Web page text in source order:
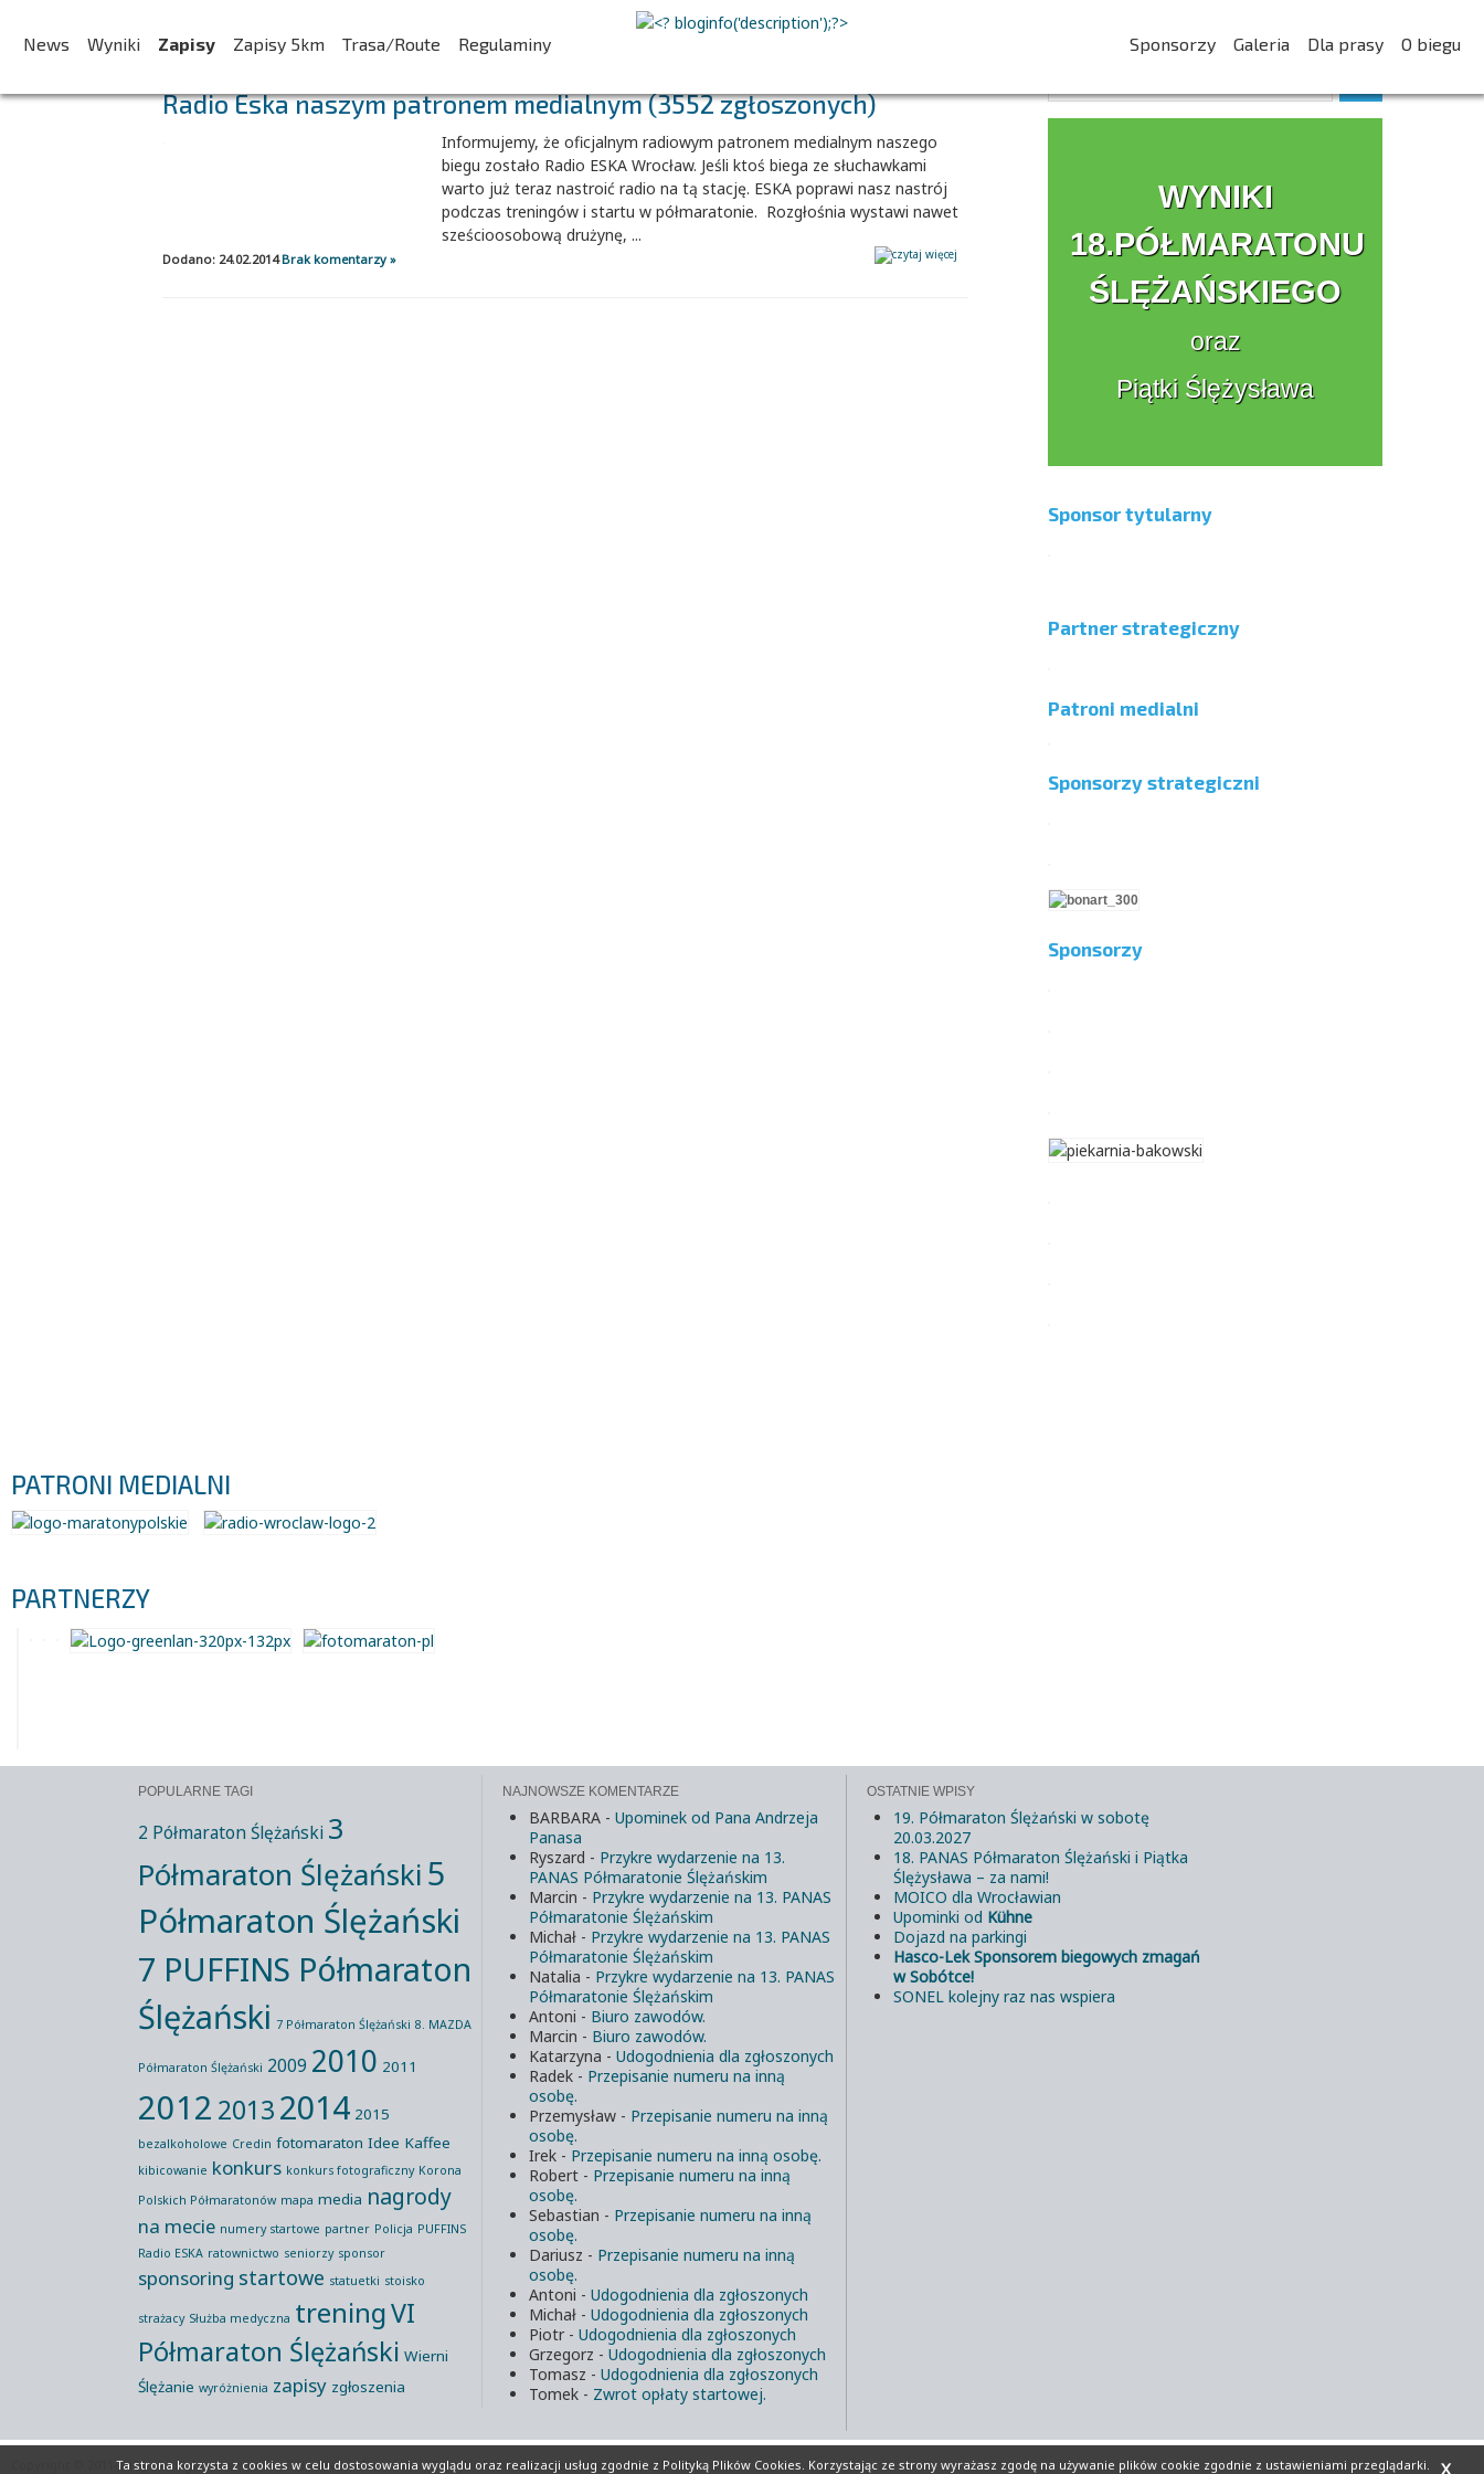
News Wyniki Zapisy Zapisy 5km Trasa/Route Regulaminy Sponsorzy Galeria Dla prasy O biegu
godz. min.
ZAPISZ SIĘ
AKTUALNOŚCI:
Radio Eska naszym patronem medialnym (3552 zgłoszonych)
Informujemy, że oficjalnym radiowym patronem medialnym naszego
biegu zostało Radio ESKA Wrocław. Jeśli ktoś biega ze słuchawkami
warto już teraz nastroić radio na tą stację. ESKA poprawi nasz nastrój
podczas treningów i startu w półmaratonie. Rozgłośnia wystawi nawet
sześcioosobową drużynę, ...
Dodano: 24.02.2014 Brak komentarzy »
WYNIKI
18.PÓŁMARATONU
ŚLĘŻAŃSKIEGO
oraz
Piątki Ślężysława
Sponsor tytularny
Partner strategiczny
Patroni medialni
Sponsorzy strategiczni
Sponsorzy
PATRONI MEDIALNI
PARTNERZY
POPULARNE TAGI
2 Półmaraton Ślężański 3
Półmaraton Ślężański 5
Półmaraton Ślężański
7 PUFFINS Półmaraton
Ślężański 7 Półmaraton Ślężański 8. MAZDA
Półmaraton Ślężański 2009 2010 2011
2012 20132014 2015
bezalkoholowe Credin fotomaraton Idee Kaffee
kibicowanie konkurs konkurs fotograficzny Korona
Polskich Półmaratonów mapa media nagrody
na mecie numery startowe partner Policja PUFFINS
Radio ESKA ratownictwo seniorzy sponsor
sponsoring startowe statuetki stoisko
strażacy Służba medyczna treningVI
Półmaraton Ślężański Wierni
Ślężanie wyróżnienia zapisy zgłoszenia
NAJNOWSZE KOMENTARZE
BARBARA - Upominek od Pana Andrzeja
Panasa
Ryszard - Przykre wydarzenie na 13.
PANAS Półmaratonie Ślężańskim
Marcin - Przykre wydarzenie na 13. PANAS
Półmaratonie Ślężańskim
Michał - Przykre wydarzenie na 13. PANAS
Półmaratonie Ślężańskim
Natalia - Przykre wydarzenie na 13. PANAS
Półmaratonie Ślężańskim
Antoni - Biuro zawodów.
Marcin - Biuro zawodów.
Katarzyna - Udogodnienia dla zgłoszonych
Radek - Przepisanie numeru na inną
osobę.
Przemysław - Przepisanie numeru na inną
osobę.
Irek - Przepisanie numeru na inną osobę.
Robert - Przepisanie numeru na inną
osobę.
Sebastian - Przepisanie numeru na inną
osobę.
Dariusz - Przepisanie numeru na inną
osobę.
Antoni - Udogodnienia dla zgłoszonych
Michał - Udogodnienia dla zgłoszonych
Piotr - Udogodnienia dla zgłoszonych
Grzegorz - Udogodnienia dla zgłoszonych
Tomasz - Udogodnienia dla zgłoszonych
Tomek - Zwrot opłaty startowej.
OSTATNIE WPISY
19. Półmaraton Ślężański w sobotę
20.03.2027
18. PANAS Półmaraton Ślężański i Piątka
Ślężysława – za nami!
MOICO dla Wrocławian
Upominki od Kühne
Dojazd na parkingi
Hasco-Lek Sponsorem biegowych zmagań
w Sobótce!
SONEL kolejny raz nas wspiera
Copyright © 2011-2026 All rights reservedPółmaraton Ślężański Polityka Plików CookiesRealizacja:INFORD.eu X
Ta strona korzysta z cookies w celu dostosowania wyglądu oraz realizacji usług zgodnie z Polityką Plików Cookies. Korzystając ze strony wyrażasz zgodę na używanie plików cookie zgodnie z ustawieniami przeglądarki.